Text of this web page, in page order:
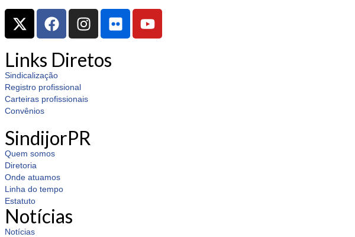
Links Diretos
Sindicalização
Registro profissional
Carteiras profissionais
Convênios
SindijorPR
Quem somos
Diretoria
Onde atuamos
Linha do tempo
Estatuto
Notícias
Notícias